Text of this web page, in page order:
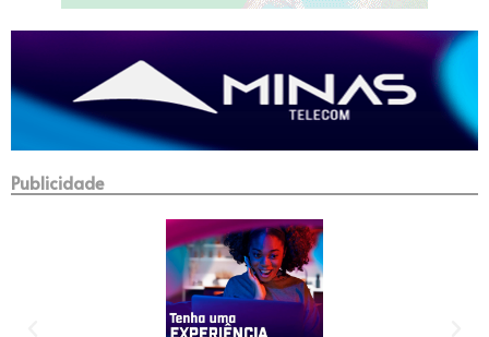
Publicidade